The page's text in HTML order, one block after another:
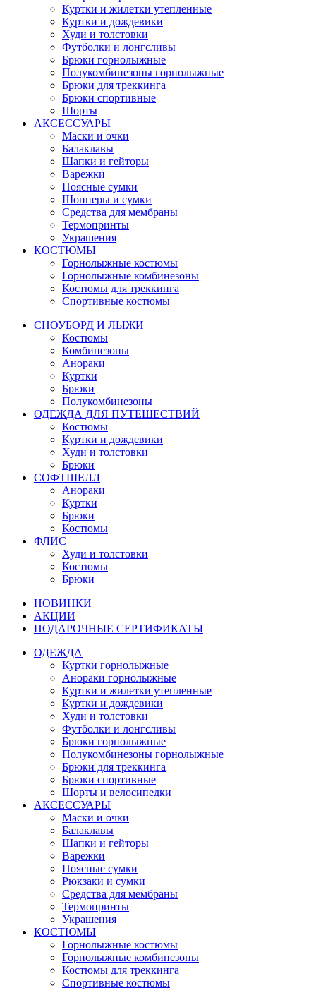
Куртки и жилетки утепленные
Куртки и дождевики
Худи и толстовки
Футболки и лонгсливы
Брюки горнолыжные
Полукомбинезоны горнолыжные
Брюки для треккинга
Брюки спортивные
Шорты
АКСЕССУАРЫ
Маски и очки
Балаклавы
Шапки и гейторы
Варежки
Поясные сумки
Шопперы и сумки
Средства для мембраны
Термопринты
Украшения
КОСТЮМЫ
Горнолыжные костюмы
Горнолыжные комбинезоны
Костюмы для треккинга
Спортивные костюмы
СНОУБОРД И ЛЫЖИ
Костюмы
Комбинезоны
Анораки
Куртки
Брюки
Полукомбинезоны
ОДЕЖДА ДЛЯ ПУТЕШЕСТВИЙ
Костюмы
Куртки и дождевики
Худи и толстовки
Брюки
СОФТШЕЛЛ
Анораки
Куртки
Брюки
Костюмы
ФЛИС
Худи и толстовки
Костюмы
Брюки
НОВИНКИ
АКЦИИ
ПОДАРОЧНЫЕ СЕРТИФИКАТЫ
ОДЕЖДА
Куртки горнолыжные
Анораки горнолыжные
Куртки и жилетки утепленные
Куртки и дождевики
Худи и толстовки
Футболки и лонгсливы
Брюки горнолыжные
Полукомбинезоны горнолыжные
Брюки для треккинга
Брюки спортивные
Шорты и велосипедки
АКСЕССУАРЫ
Маски и очки
Балаклавы
Шапки и гейторы
Варежки
Поясные сумки
Рюкзаки и сумки
Средства для мембраны
Термопринты
Украшения
КОСТЮМЫ
Горнолыжные костюмы
Горнолыжные комбинезоны
Костюмы для треккинга
Спортивные костюмы